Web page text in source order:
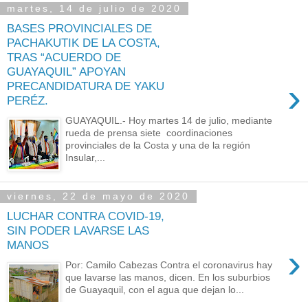
martes, 14 de julio de 2020
BASES PROVINCIALES DE
PACHAKUTIK DE LA COSTA,
TRAS “ACUERDO DE
GUAYAQUIL” APOYAN
PRECANDIDATURA DE YAKU
PERÉZ.
›
GUAYAQUIL.- Hoy martes 14 de julio, mediante
rueda de prensa siete coordinaciones
provinciales de la Costa y una de la región
Insular,...
viernes, 22 de mayo de 2020
LUCHAR CONTRA COVID-19,
SIN PODER LAVARSE LAS
MANOS
›
Por: Camilo Cabezas Contra el coronavirus hay
que lavarse las manos, dicen. En los suburbios
de Guayaquil, con el agua que dejan lo...